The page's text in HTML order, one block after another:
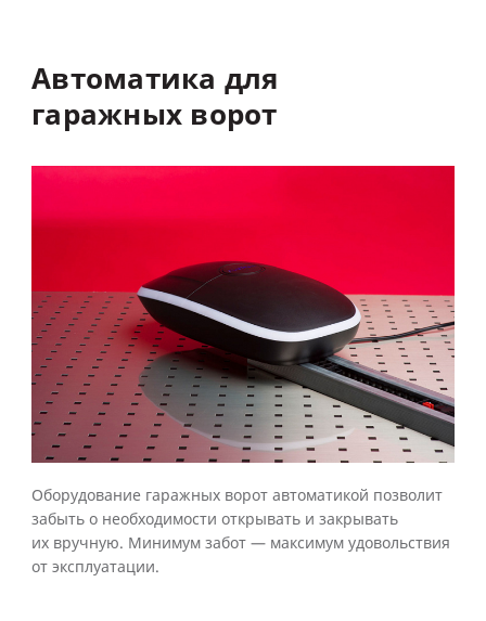
Автоматика для
гаражных ворот
Оборудование гаражных ворот автоматикой позволит
забыть о необходимости открывать и закрывать
их вручную. Минимум забот — максимум удовольствия
от эксплуатации.